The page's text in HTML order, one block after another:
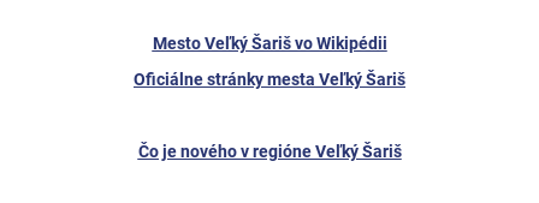
Mesto Veľký Šariš vo Wikipédii
Oficiálne stránky mesta Veľký Šariš
Čo je nového v regióne Veľký Šariš